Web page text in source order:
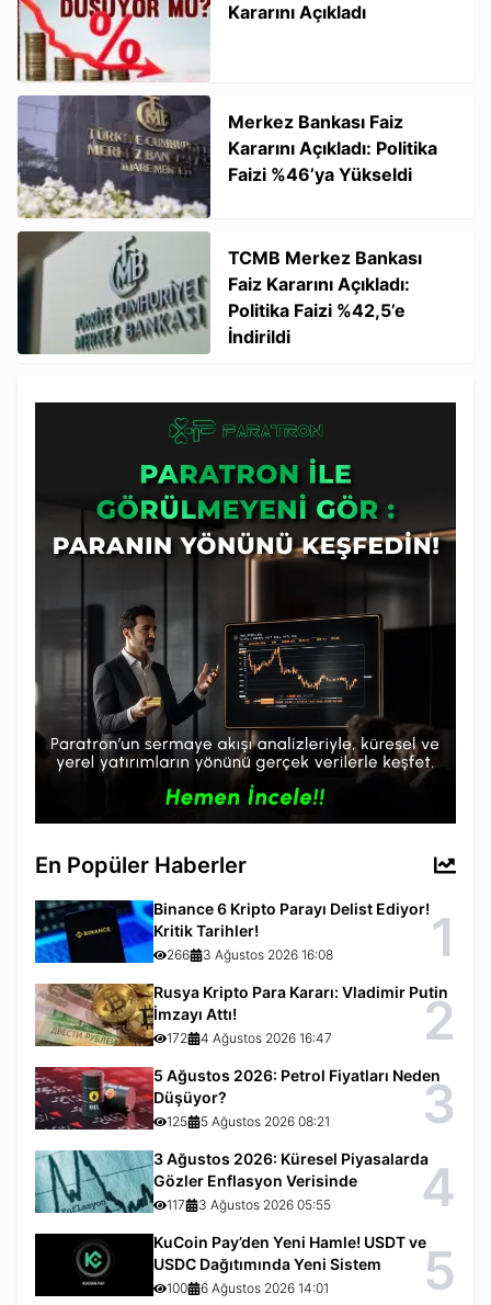
Kararını Açıkladı
Merkez Bankası Faiz
Kararını Açıkladı: Politika
Faizi %46’ya Yükseldi
TCMB Merkez Bankası
Faiz Kararını Açıkladı:
Politika Faizi %42,5’e
İndirildi
En Popüler Haberler
Binance 6 Kripto Parayı Delist Ediyor!
Kritik Tarihler!
266 3 Ağustos 2026 16:08 1
Rusya Kripto Para Kararı: Vladimir Putin
İmzayı Attı!
172 4 Ağustos 2026 16:47 2
5 Ağustos 2026: Petrol Fiyatları Neden
Düşüyor?
125 5 Ağustos 2026 08:21 3
3 Ağustos 2026: Küresel Piyasalarda
Gözler Enflasyon Verisinde
117 3 Ağustos 2026 05:55 4
KuCoin Pay’den Yeni Hamle! USDT ve
USDC Dağıtımında Yeni Sistem
100 6 Ağustos 2026 14:01 5